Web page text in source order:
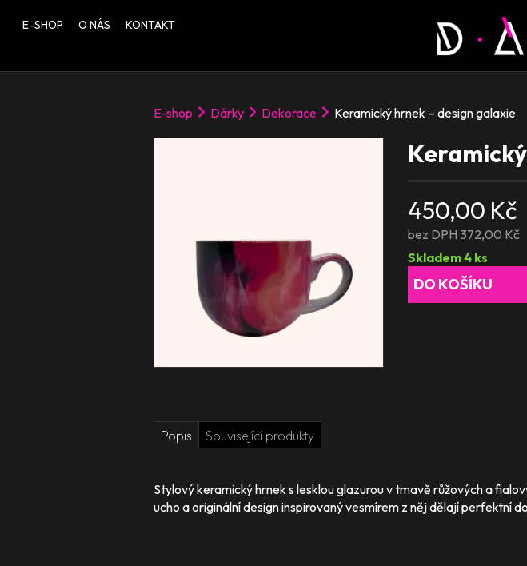
E-SHOP O NÁS KONTAKT
E-shop Dárky Dekorace Keramický hrnek – design galaxie
450,00 Kč
bez DPH 372,00 Kč
Skladem4 ks
DO KOŠÍKU
Popis Související produkty
Stylový keramický hrnek s lesklou glazurou v tmavě růžových a
ucho a originální design inspirovaný vesmírem z něj dělají perfektní